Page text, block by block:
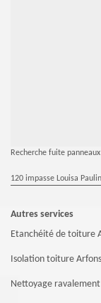
Recherche fuite
120 impasse Louisa
Autres services
Etanchéité de toiture
Isolation toiture Arfons
Nettoyage